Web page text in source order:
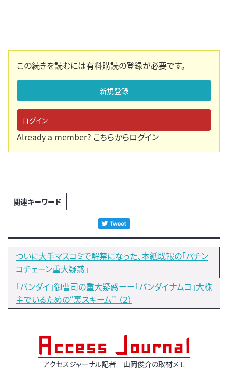
この続きを読むには有料購読の登録が必要です。
新規登録
ログイン
Already a member? こちらからログイン
関連キーワード
ついに大手マスコミで解禁になった、本紙既報の「パチン
コチェーン重大疑惑」
「バンダイ」御曹司の重大疑惑ーー「バンダイナムコ」大株
主でいるための“裏スキーム” （２）
アクセスジャーナル記者 山岡俊介の取材メモ